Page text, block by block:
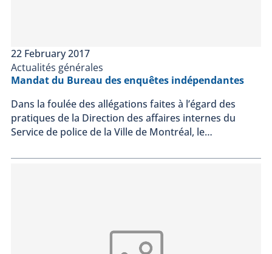
22 February 2017
Actualités générales
Mandat du Bureau des enquêtes indépendantes
Dans la foulée des allégations faites à l’égard des
pratiques de la Direction des affaires internes du
Service de police de la Ville de Montréal, le…